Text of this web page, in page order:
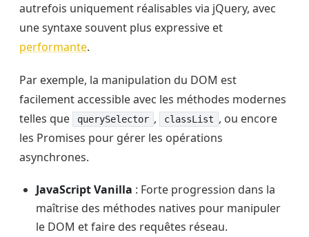
autrefois uniquement réalisables via jQuery, avec
une syntaxe souvent plus expressive et
performante.
Par exemple, la manipulation du DOM est
facilement accessible avec les méthodes modernes
telles que
querySelector , classList , ou encore
les Promises pour gérer les opérations
asynchrones.
JavaScript Vanilla : Forte progression dans la
maîtrise des méthodes natives pour manipuler
le DOM et faire des requêtes réseau.